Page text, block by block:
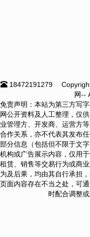
18472191279
网--
免责声明：本站为第三方写
网公开资料及人工整理，仅
业管理方、开发商、运营方
合作关系，亦不代表其发布
部分信息（包括但不限于文
机构或广告展示内容，仅用
租赁、销售等交易行为或商
为及后果，均由其自行承担
页面内容存在不当之处，可
时配合调整